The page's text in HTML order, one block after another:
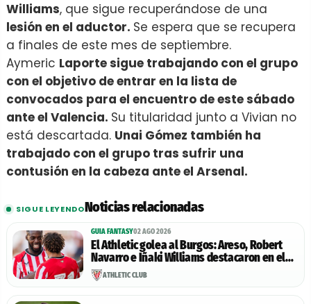
Williams, que sigue recuperándose de una
lesión en el aductor. Se espera que se recupera
a finales de este mes de septiembre.
Aymeric Laporte sigue trabajando con el grupo
con el objetivo de entrar en la lista de
convocados para el encuentro de este sábado
ante el Valencia. Su titularidad junto a Vivian no
está descartada. Unai Gómez también ha
trabajado con el grupo tras sufrir una
contusión en la cabeza ante el Arsenal.
SIGUE LEYENDONoticias relacionadas
GUIA FANTASY02 AGO 2026
El Athletic golea al Burgos: Areso, Robert
Navarro e Iñaki Williams destacaron en el
encuentro.
ATHLETIC CLUB